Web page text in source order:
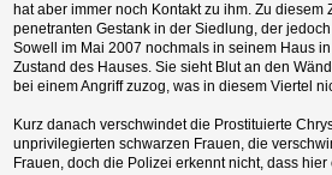
hat aber immer noch Kontakt zu ihm. Zu
penetranten Gestank in der Siedlung, der
Sowell im Mai 2007 nochmals in seinem Haus
Zustand des Hauses. Sie sieht Blut an den
bei einem Angriff zuzog, was in diesem Viertel
Kurz danach verschwindet die Prostituierte
unprivilegierten schwarzen Frauen, die
Frauen, doch die Polizei erkennt nicht, dass